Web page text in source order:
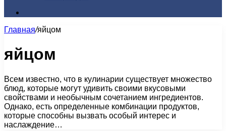
Главная/яйцом
яйцом
Всем известно, что в кулинарии существует множество
блюд, которые могут удивить своими вкусовыми
свойствами и необычным сочетанием ингредиентов.
Однако, есть определенные комбинации продуктов,
которые способны вызвать особый интерес и
наслаждение…